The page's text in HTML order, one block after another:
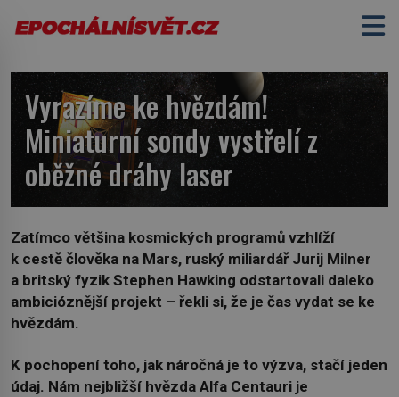
Vyrazíme ke hvězdám!
Miniaturní sondy vystřelí z
oběžné dráhy laser
Zatímco většina kosmických programů vzhlíží
k cestě člověka na Mars, ruský miliardář Jurij Milner
a britský fyzik Stephen Hawking odstartovali daleko
ambicióznější projekt – řekli si, že je čas vydat se ke
hvězdám.
K pochopení toho, jak náročná je to výzva, stačí jeden
údaj. Nám nejbližší hvězda Alfa Centauri je